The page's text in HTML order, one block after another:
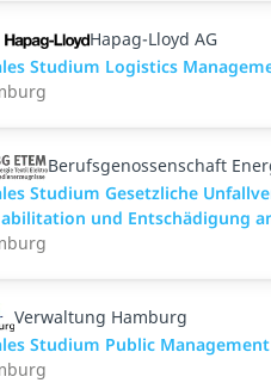
Hapag-Lloyd AG
Studium Logistics
Berufsgenossenschaft
Studium Gesetzliche
und Entschädigung
Verwaltung Hamburg
Studium Public Management